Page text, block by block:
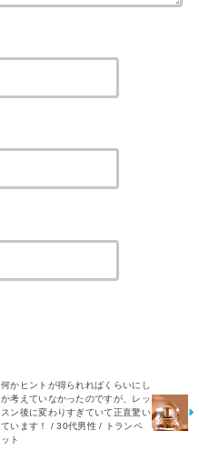
何かヒントが得られればくらいにし
か考えていなかったのですが、レッ
スン後に変わりすぎていて正直驚い
ています！ / 30代男性 / トランペ
ット